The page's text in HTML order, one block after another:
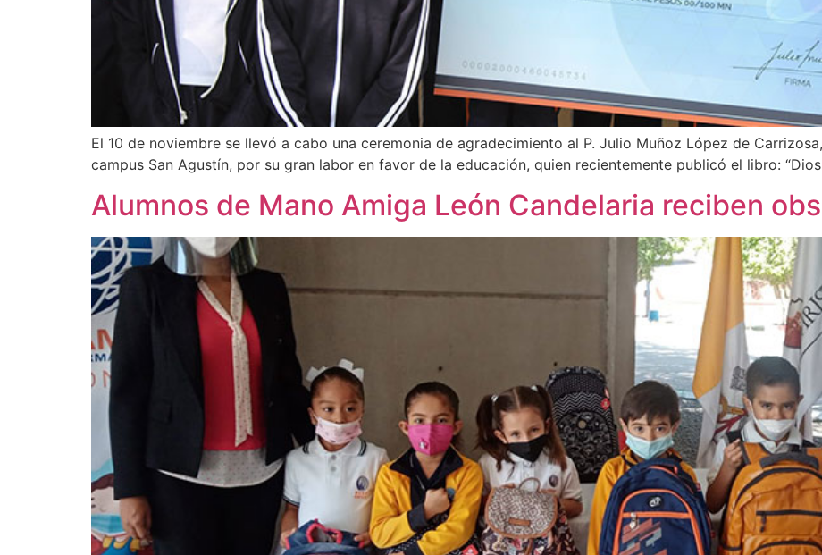
El 10 de noviembre se llevó a cabo una ceremonia de agradecimiento al P. Julio Muñoz López de
campus San Agustín, por su gran labor en favor de la educación, quien recientemente publicó el libro:
Alumnos de Mano Amiga León Candelaria reciben